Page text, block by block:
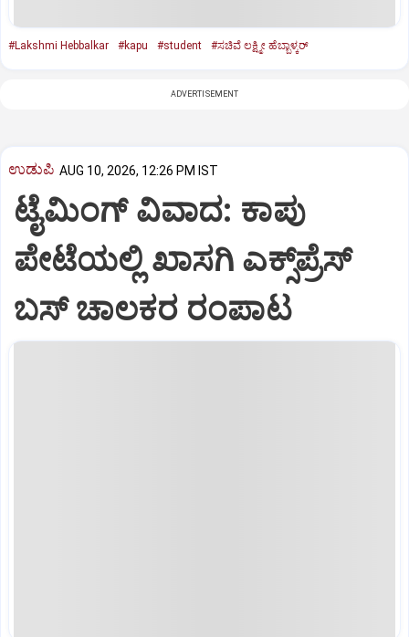
#Lakshmi Hebbalkar #kapu #student #ಸಚಿವೆ ಲಕ್ಷ್ಮೀ ಹೆಬ್ಬಾಳ್ಕರ್
ADVERTISEMENT
ಉಡುಪಿ AUG 10, 2026, 12:26 PM IST
ಟೈಮಿಂಗ್‌ ವಿವಾದ: ಕಾಪು
ಪೇಟೆಯಲ್ಲಿ ಖಾಸಗಿ ಎಕ್ಸ್‌ಪ್ರೆಸ್
ಬಸ್‌ ಚಾಲಕರ ರಂಪಾಟ